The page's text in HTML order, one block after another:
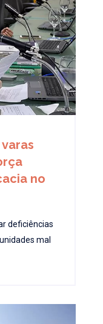
no
deficiências
mal